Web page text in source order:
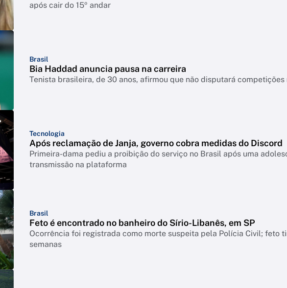
após cair do 15º andar
Brasil
Bia Haddad anuncia pausa na carreira
Tenista brasileira, de 30 anos, afirmou que não disputará
Tecnologia
Após reclamação de Janja, governo cobra medidas do Discord
Primeira-dama pediu a proibição do serviço no Brasil após uma
transmissão na plataforma
Brasil
Feto é encontrado no banheiro do Sírio-Libanês, em SP
Ocorrência foi registrada como morte suspeita pela Polícia Civil; feto
semanas